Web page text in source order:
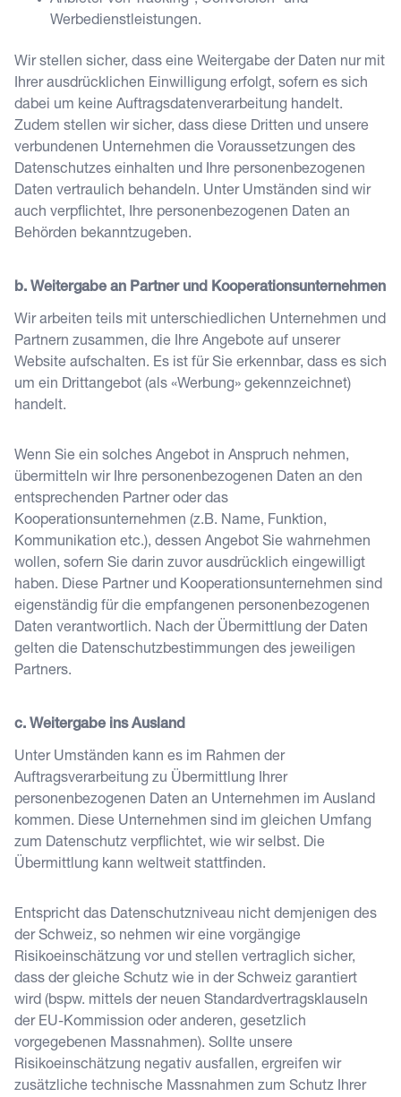
Werbedienstleistungen.
Wir stellen sicher, dass eine Weitergabe der Daten nur mit
Ihrer ausdrücklichen Einwilligung erfolgt, sofern es sich
dabei um keine Auftragsdatenverarbeitung handelt.
Zudem stellen wir sicher, dass diese Dritten und unsere
verbundenen Unternehmen die Voraussetzungen des
Datenschutzes einhalten und Ihre personenbezogenen
Daten vertraulich behandeln. Unter Umständen sind wir
auch verpflichtet, Ihre personenbezogenen Daten an
Behörden bekanntzugeben.
b. Weitergabe an Partner und Kooperationsunternehmen
Wir arbeiten teils mit unterschiedlichen Unternehmen und
Partnern zusammen, die Ihre Angebote auf unserer
Website aufschalten. Es ist für Sie erkennbar, dass es sich
um ein Drittangebot (als «Werbung» gekennzeichnet)
handelt.
Wenn Sie ein solches Angebot in Anspruch nehmen,
übermitteln wir Ihre personenbezogenen Daten an den
entsprechenden Partner oder das
Kooperationsunternehmen (z.B. Name, Funktion,
Kommunikation etc.), dessen Angebot Sie wahrnehmen
wollen, sofern Sie darin zuvor ausdrücklich eingewilligt
haben. Diese Partner und Kooperationsunternehmen sind
eigenständig für die empfangenen personenbezogenen
Daten verantwortlich. Nach der Übermittlung der Daten
gelten die Datenschutzbestimmungen des jeweiligen
Partners.
c. Weitergabe ins Ausland
Unter Umständen kann es im Rahmen der
Auftragsverarbeitung zu Übermittlung Ihrer
personenbezogenen Daten an Unternehmen im Ausland
kommen. Diese Unternehmen sind im gleichen Umfang
zum Datenschutz verpflichtet, wie wir selbst. Die
Übermittlung kann weltweit stattfinden.
Entspricht das Datenschutzniveau nicht demjenigen des
der Schweiz, so nehmen wir eine vorgängige
Risikoeinschätzung vor und stellen vertraglich sicher,
dass der gleiche Schutz wie in der Schweiz garantiert
wird (bspw. mittels der neuen Standardvertragsklauseln
der EU-Kommission oder anderen, gesetzlich
vorgegebenen Massnahmen). Sollte unsere
Risikoeinschätzung negativ ausfallen, ergreifen wir
zusätzliche technische Massnahmen zum Schutz Ihrer